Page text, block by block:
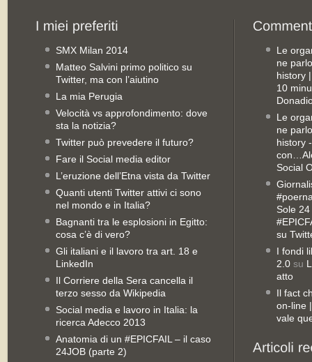
SMX Milan 2014
Matteo Salvini primo politico su
Twitter, ma con l’aiutino
La mia Perugia
Velocità vs approfondimento: dove
sta la notizia?
Twitter può prevedere il futuro?
Fare il Social media editor
L’eruzione dell’Etna vista da Twitter
Quanti utenti Twitter attivi ci sono
nel mondo e in Italia?
Bagnanti tra le esplosioni in Egitto:
cosa c’è di vero?
Gli italiani e il lavoro tra art. 18 e
LinkedIn
Il Corriere della Sera cancella il
terzo sesso da Wikipedia
Social media e lavoro in Italia: la
ricerca Adecco 2013
Anatomia di un #EPICFAIL – il caso
24JOB (parte 2)
Le
ne
history
10
Le
ne
history
Social
Sole
su
I fondi
2.0 su
atto
Il fact
on-line
vale